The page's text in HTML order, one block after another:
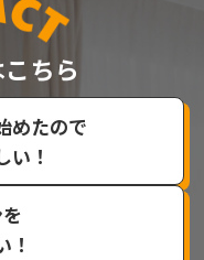
ちら
めたので
い！
！